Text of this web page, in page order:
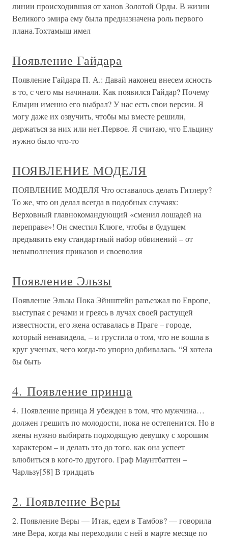
линии происходившая от ханов Золотой Орды. В жизни
Великого эмира ему была предназначена роль первого
плана.Тохтамыш имел
Появление Гайдара
Появление Гайдара П. А.: Давай наконец внесем ясность
в то, с чего мы начинали. Как появился Гайдар? Почему
Ельцин именно его выбрал? У нас есть свои версии. Я
могу даже их озвучить, чтобы мы вместе решили,
держаться за них или нет.Первое. Я считаю, что Ельцину
нужно было что-то
ПОЯВЛЕНИЕ МОДЕЛЯ
ПОЯВЛЕНИЕ МОДЕЛЯ Что оставалось делать Гитлеру?
То же, что он делал всегда в подобных случаях:
Верховный главнокомандующий «сменил лошадей на
переправе»! Он сместил Клюге, чтобы в будущем
предъявить ему стандартный набор обвинений – от
невыполнения приказов и своеволия
Появление Эльзы
Появление Эльзы Пока Эйнштейн разъезжал по Европе,
выступая с речами и греясь в лучах своей растущей
известности, его жена оставалась в Праге – городе,
который ненавидела, – и грустила о том, что не вошла в
круг ученых, чего когда-то упорно добивалась. “Я хотела
бы быть
4. Появление принца
4. Появление принца Я убежден в том, что мужчина…
должен грешить по молодости, пока не остепенится. Но в
жены нужно выбирать подходящую девушку с хорошим
характером – и делать это до того, как она успеет
влюбиться в кого-то другого. Граф Маунтбаттен –
Чарльзу[58] В тридцать
2. Появление Веры
2. Появление Веры — Итак, едем в Тамбов? — говорила
мне Вера, когда мы переходили с ней в марте месяце по